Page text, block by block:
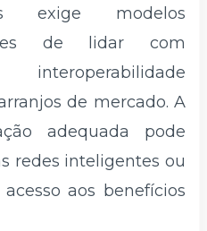
exige modelos
de lidar com
interoperabilidade
de mercado. A
adequada pode
redes inteligentes ou
aos benefícios